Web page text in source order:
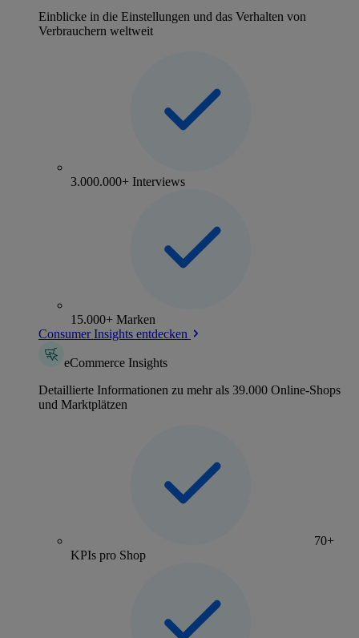
Einblicke in die Einstellungen und das Verhalten von
Verbrauchern weltweit
3.000.000+ Interviews
15.000+ Marken
Consumer Insights entdecken
eCommerce Insights
Detaillierte Informationen zu mehr als 39.000 Online-Shops
und Marktplätzen
70+
KPIs pro Shop